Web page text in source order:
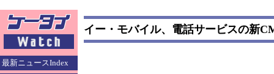
最新ニュースIndex
イー・モバイル、電話サービスの新